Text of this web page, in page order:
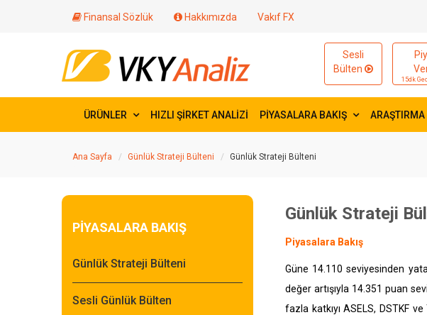
Finansal Sözlük Hakkımızda Vakıf FX
Sesli
Bülten
15dk
ÜRÜNLER HIZLI ŞİRKET ANALİZİ PİYASALARA BAKIŞ ARAŞTIRMA
Ana Sayfa Günlük Strateji Bülteni Günlük Strateji Bülteni
PİYASALARA BAKIŞ
Günlük Strateji Bülteni
Sesli Günlük Bülten
Günlük Strateji
Piyasalara Bakış
Güne 14.110 seviyesinden
değer artışıyla 14.351 puan
fazla katkıyı ASELS, DSTKF